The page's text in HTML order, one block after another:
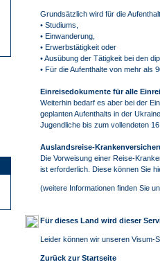
Grundsätzlich wird für die
• Studiums,
• Einwanderung,
• Erwerbstätigkeit oder
• Ausübung der Tätigkeit bei den
• Für die Aufenthalte von mehr als
Einreisedokumente für alle
Weiterhin bedarf es aber bei der
geplanten Aufenthalts in der
Jugendliche bis zum vollendeten
Auslandsreise-
Die Vorweisung einer Reise-
ist erforderlich. Diese können Sie
(weitere Informationen finden Sie
Für dieses Land wird dieser
Leider können wir unseren Visum-
Zurück zur Startseite